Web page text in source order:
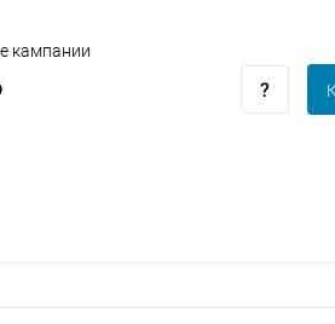
кампании